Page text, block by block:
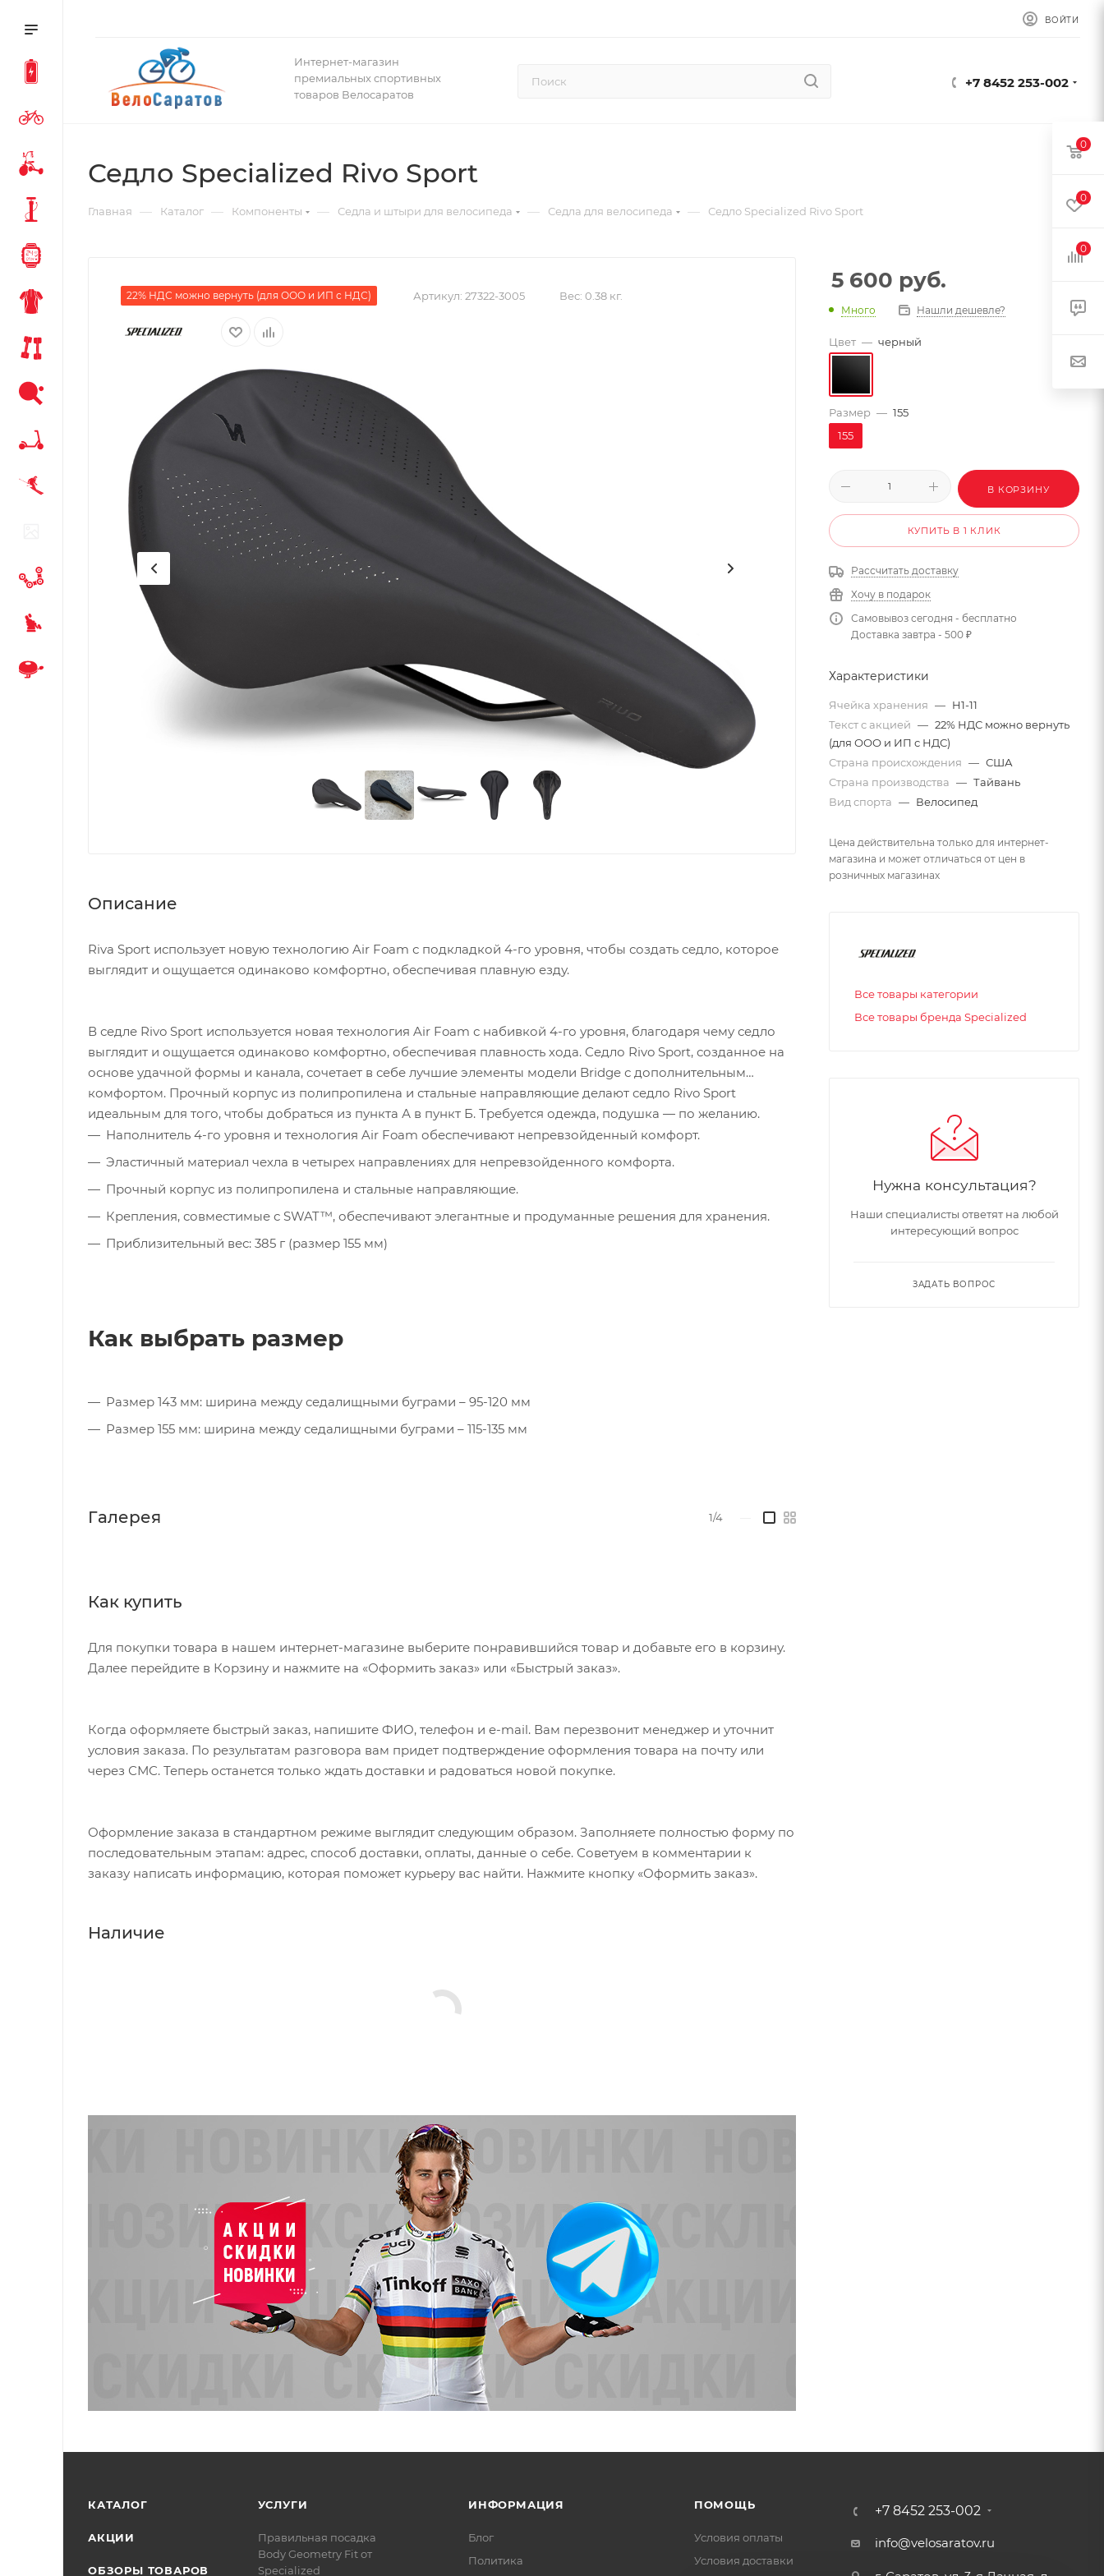
ВОЙТИ
Интернет-магазин
премиальных спортивных
товаров Велосаратов
+7 8452 253-002
Седло Specialized Rivo Sport
Главная — Каталог — Компоненты — Седла и штыри для велосипеда — Седла для велосипеда — Седло Specialized Rivo Sport
22% НДС можно вернуть (для ООО и ИП с НДС) Артикул: 27322-3005 Вес: 0.38 кг.
Описание
Riva Sport использует новую технологию Air Foam с подкладкой 4-го уровня, чтобы создать седло, которое
выглядит и ощущается одинаково комфортно, обеспечивая плавную езду.
В седле Rivo Sport используется новая технология Air Foam с набивкой 4-го уровня, благодаря чему седло
выглядит и ощущается одинаково комфортно, обеспечивая плавность хода. Седло Rivo Sport, созданное на
основе удачной формы и канала, сочетает в себе лучшие элементы модели Bridge с дополнительным
комфортом. Прочный корпус из полипропилена и стальные направляющие делают седло Rivo Sport
идеальным для того, чтобы добраться из пункта А в пункт Б. Требуется одежда, подушка — по желанию.
Наполнитель 4-го уровня и технология Air Foam обеспечивают непревзойденный комфорт.
Эластичный материал чехла в четырех направлениях для непревзойденного комфорта.
Прочный корпус из полипропилена и стальные направляющие.
Крепления, совместимые с SWAT™, обеспечивают элегантные и продуманные решения для хранения.
Приблизительный вес: 385 г (размер 155 мм)
Как выбрать размер
Размер 143 мм: ширина между седалищными буграми – 95-120 мм
Размер 155 мм: ширина между седалищными буграми – 115-135 мм
Галерея 1/4
Как купить
Для покупки товара в нашем интернет-магазине выберите понравившийся товар и добавьте его в корзину.
Далее перейдите в Корзину и нажмите на «Оформить заказ» или «Быстрый заказ».
Когда оформляете быстрый заказ, напишите ФИО, телефон и e-mail. Вам перезвонит менеджер и уточнит
условия заказа. По результатам разговора вам придет подтверждение оформления товара на почту или
через СМС. Теперь останется только ждать доставки и радоваться новой покупке.
Оформление заказа в стандартном режиме выглядит следующим образом. Заполняете полностью форму по
последовательным этапам: адрес, способ доставки, оплаты, данные о себе. Советуем в комментарии к
заказу написать информацию, которая поможет курьеру вас найти. Нажмите кнопку «Оформить заказ».
Наличие
5 600 руб.
Много Нашли дешевле?
Цвет — черный
Размер — 155
155
В КОРЗИНУ
КУПИТЬ В 1 КЛИК
Рассчитать доставку
Хочу в подарок
Самовывоз сегодня - бесплатно
Доставка завтра - 500 ₽
Характеристики
Ячейка хранения — H1-11
Текст с акцией — 22% НДС можно вернуть
(для ООО и ИП с НДС)
Страна происхождения — США
Страна производства — Тайвань
Вид спорта — Велосипед
Цена действительна только для интернет-
магазина и может отличаться от цен в
розничных магазинах
Все товары категории
Все товары бренда Specialized
Нужна консультация?
Наши специалисты ответят на любой
интересующий вопрос
ЗАДАТЬ ВОПРОС
КАТАЛОГ
АКЦИИ
ОБЗОРЫ ТОВАРОВ
УСЛУГИ
Правильная посадка
Body Geometry Fit от
Specialized
ИНФОРМАЦИЯ
Блог
Политика
ПОМОЩЬ
Условия оплаты
Условия доставки
+7 8452 253-002
info@velosaratov.ru
0
0
0